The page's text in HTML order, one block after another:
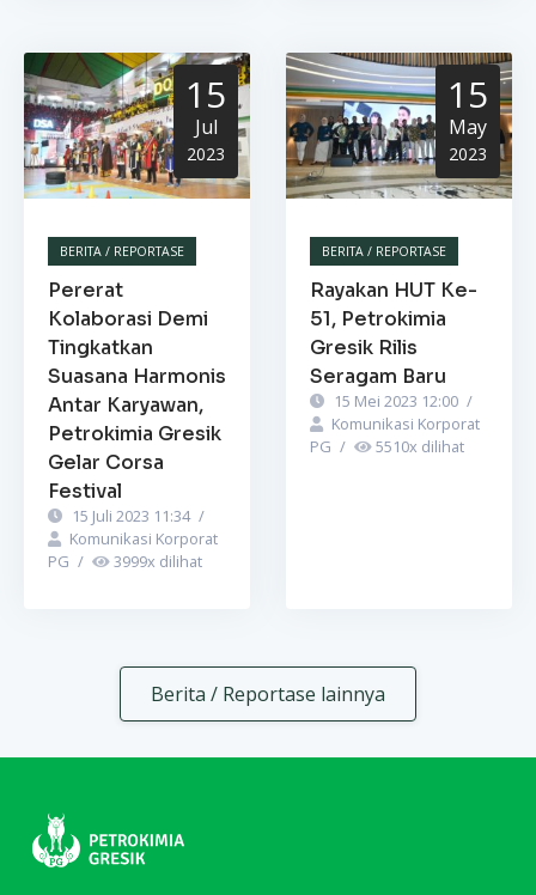
15
Jul
2023
BERITA / REPORTASE
Pererat
Kolaborasi Demi
Tingkatkan
Suasana Harmonis
Antar Karyawan,
Petrokimia Gresik
Gelar Corsa
Festival
15 Juli 2023 11:34 /
Komunikasi Korporat
PG / 3999x dilihat
15
May
2023
BERITA / REPORTASE
Rayakan HUT Ke-
51, Petrokimia
Gresik Rilis
Seragam Baru
15 Mei 2023 12:00 /
Komunikasi Korporat
PG / 5510x dilihat
Berita / Reportase lainnya